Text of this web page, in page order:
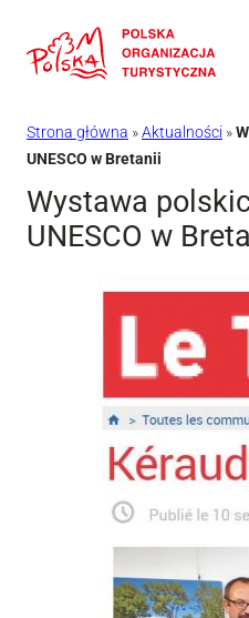
do
Strona główna »Aktualności »
UNESCO w Bretanii
Wystawa
UNESCO w